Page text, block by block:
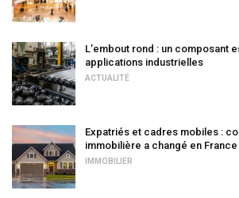
L’embout rond : un composant
applications industrielles
ACTUALITÉ
Expatriés et cadres mobiles :
immobilière a changé en France
IMMOBILIER